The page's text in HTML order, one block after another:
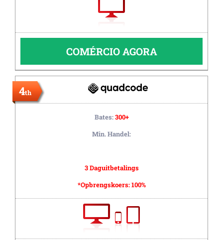
COMÉRCIO AGORA
4th
Bates:300+
Min. Handel:
3 Daguitbetalings
*Opbrengskoers:100%